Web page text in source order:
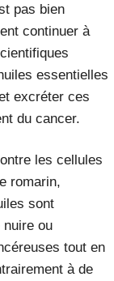
pas bien
continuer à
essentielles
excréter ces
du cancer.
les cellules
romarin,
sont
ou
tout en
à de